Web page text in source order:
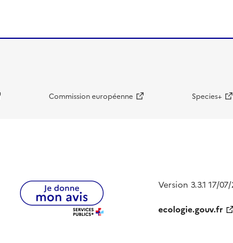
Commission européenne Species+
Version 3.3.1 17/
ecologie.gouv.fr